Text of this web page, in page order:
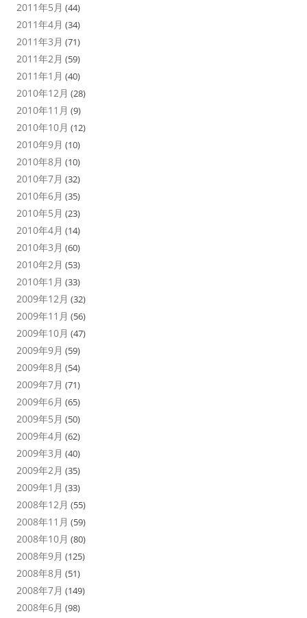
2011年5月 (44)
2011年4月 (34)
2011年3月 (71)
2011年2月 (59)
2011年1月 (40)
2010年12月 (28)
2010年11月 (9)
2010年10月 (12)
2010年9月 (10)
2010年8月 (10)
2010年7月 (32)
2010年6月 (35)
2010年5月 (23)
2010年4月 (14)
2010年3月 (60)
2010年2月 (53)
2010年1月 (33)
2009年12月 (32)
2009年11月 (56)
2009年10月 (47)
2009年9月 (59)
2009年8月 (54)
2009年7月 (71)
2009年6月 (65)
2009年5月 (50)
2009年4月 (62)
2009年3月 (40)
2009年2月 (35)
2009年1月 (33)
2008年12月 (55)
2008年11月 (59)
2008年10月 (80)
2008年9月 (125)
2008年8月 (51)
2008年7月 (149)
2008年6月 (98)